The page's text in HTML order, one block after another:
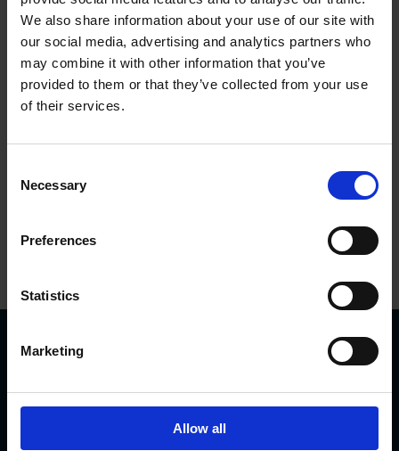
We also share information about your use of our site with
our social media, advertising and analytics partners who
may combine it with other information that you’ve
provided to them or that they’ve collected from your use
of their services.
Selection
Necessary
Preferences
Statistics
Marketing
Allow all
ocolmo, Suecia.
Propiedad:
Leine Linde forma part
e del Grupo HEIDENHA
hannes HEIDENHAIN
mania.
Historias de clientes
Estamos orgullosos de compartir con ustedes
algunos de nuestros clientes y sus historias de